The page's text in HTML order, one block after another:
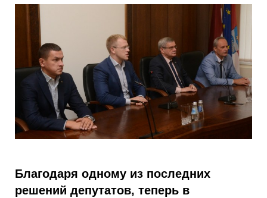
Благодаря одному из последних
решений депутатов, теперь в